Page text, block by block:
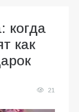
когда
как
21